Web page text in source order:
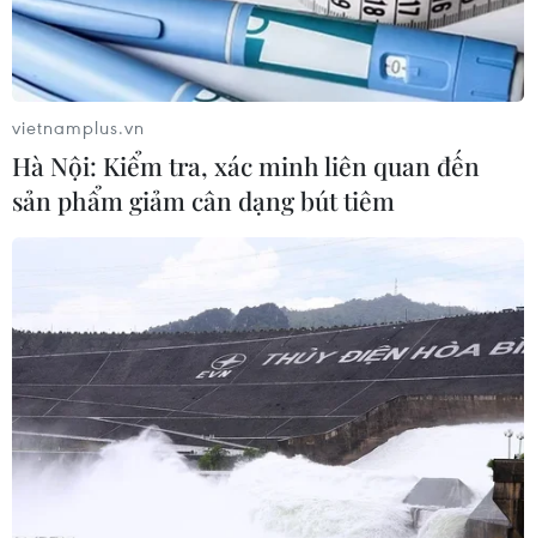
vật di chuyển giữa làn nước ngập để về nhà.
Hà Nội: Mưa lớn gây ngập úng cục bộ, các
phương tiện di chuyển khó khăn
vietnamplus.vn
Hà Nội: Kiểm tra, xác minh liên quan đến
sản phẩm giảm cân dạng bút tiêm